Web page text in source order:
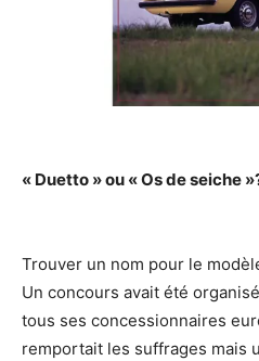
« Duetto » ou « Os de seiche
Trouver un nom pour le
Un concours avait été
tous ses concessionnaires
remportait les suffrages mais